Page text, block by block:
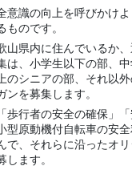
意識の向上を呼びかけ
のです。
山県内に住んでいるか
は、小学生以下の部、
のシニアの部、それ以
を募集します。
歩行者の安全の確保」「
型原動機付自転車の安
で、それらに沿ったオ
します。